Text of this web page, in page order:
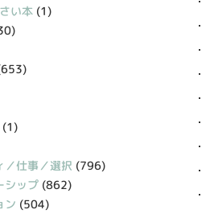
い本(1)
(1)
／仕事／選択 (796)
シップ (862)
ン (504)